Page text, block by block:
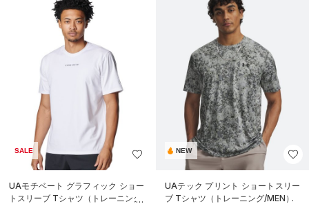
SALE
UAモチベート グラフィック ショー
トスリーブ Tシャツ（トレーニング/
NEW
UAテック プリント ショートスリー
ブ Tシャツ（トレーニング/MEN）